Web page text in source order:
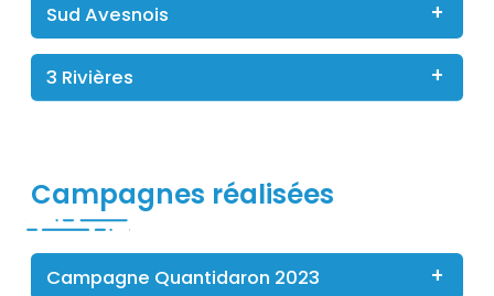
Sud Avesnois
3 Rivières
Titre
Campagnes réalisées
Campagne Quantidaron 2023